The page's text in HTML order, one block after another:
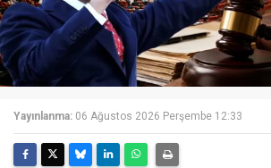
Yayınlanma: 06 Ağustos 2026 Perşembe 12:33